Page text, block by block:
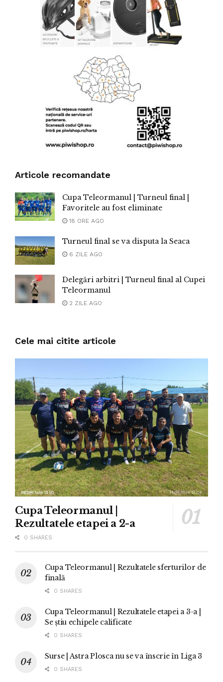
Articole recomandate
Cupa Teleormanul | Turneul final |
Favoritele au fost eliminate
18 ORE AGO
Turneul final se va disputa la Seaca
6 ZILE AGO
Delegări arbitri | Turneul final al Cupei
Teleormanul
2 ZILE AGO
Cele mai citite articole
Cupa Teleormanul |
Rezultatele etapei a 2-a
0 SHARES
Cupa Teleormanul | Rezultatele sferturilor de
finală
0 SHARES
Cupa Teleormanul | Rezultatele etapei a 3-a |
Se știu echipele calificate
0 SHARES
Surse | Astra Plosca nu se va înscrie în Liga 3
0 SHARES